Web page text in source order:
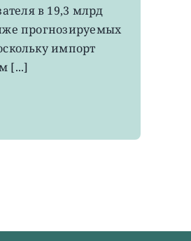
4-
летнего
в 19,3 млрд
прогнозируемых
импорт
[...]